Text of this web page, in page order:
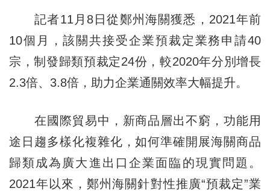
記者11月8日從鄭州海關獲悉，2021年前
10個月，該關共接受企業預裁定業務申請40
宗，制發歸類預裁定24份，較2020年分別增長
2.3倍、3.8倍，助力企業通關效率大幅提升。
在國際貿易中，新商品層出不窮，功能用
途日趨多樣化複雜化，如何準確開展海關商品
歸類成為廣大進出口企業面臨的現實問題。
2021年以來，鄭州海關針對性推廣“預裁定”業